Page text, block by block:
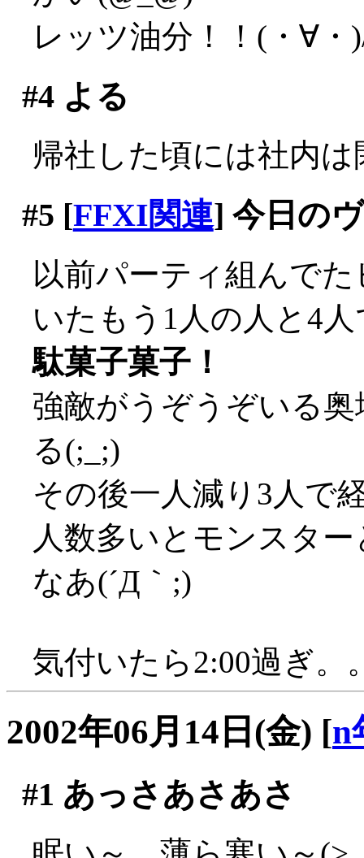
レッツ油分！！(・∀・
#4よる
帰社した頃には社内は
#5 [FFXI関連] 今日の
以前パーティ組んで
いたもう1人の人と4
駄菓子菓子！
強敵がうぞうぞいる
る(;_;)
その後一人減り3人で
人数多いとモンスタ
なあ(´Д｀;)
気付いたら2:00過ぎ。
2002年06月14日(金) [n
#1 あっさあさあさ